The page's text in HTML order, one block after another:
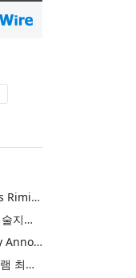
Khimji Ramdas Group Chooses Rimini Street to Reduce SAP Support Costs, Protect 700+ Customizations and Reinvest Savings in Innovation
한전, 에너지 신산업 이끌 ‘한전기술지주’ 공식 출범
Purina Named as First Publicly Announced NIQ ConnectAI Charter Client
닐슨IQ, Connect AI 차터 프로그램 최초 고객사 ‘퓨리나’ 선정